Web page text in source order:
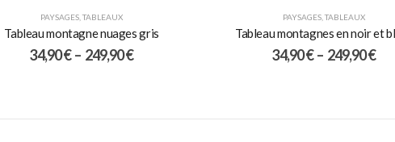
PAYSAGES TABLEAUX
Tableau montagne nuages gris
34,90€ – 249,90€
PAYSAGES TABLEAUX
Tableau montagnes en noir et
34,90€ – 249,90€